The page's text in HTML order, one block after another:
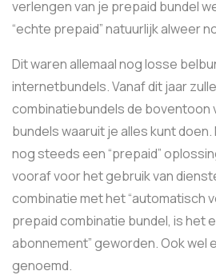
verlengen van je prepaid bundel
“echte prepaid” natuurlijk alweer
Dit waren allemaal nog losse
internetbundels. Vanaf dit jaar
combinatiebundels de boventoon
bundels waaruit je alles kunt doen.
nog steeds een “prepaid”
vooraf voor het gebruik van
combinatie met het “automatisch
prepaid combinatie bundel, is het
abonnement” geworden. Ook wel
genoemd.